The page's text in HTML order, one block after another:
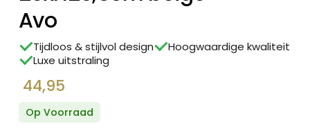
Avo
Tijdloos & stijlvol design
Hoogwaardige kwaliteit
Luxe uitstraling
44,95
Op Voorraad